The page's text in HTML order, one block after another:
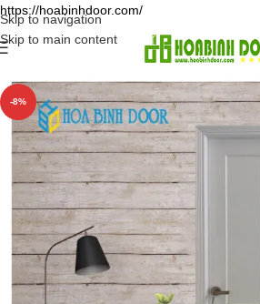
https://hoabinhdoor.com/
Skip to navigation
Skip to main content
-8%